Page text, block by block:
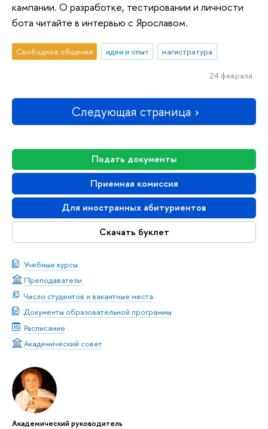
Подать документы
Приемная комиссия
Для иностранных абитуриентов
Скачать буклет
Учебные курсы
Преподаватели
Число студентов и вакантные места
Документы образовательной программы
Расписание
Академический совет
Академический руководитель
кампании. О разработке, тестировании и личности
бота читайте в интервью с Ярославом.
Свободное общение идеи и опыт магистратура
24 февраля
Следующая страница